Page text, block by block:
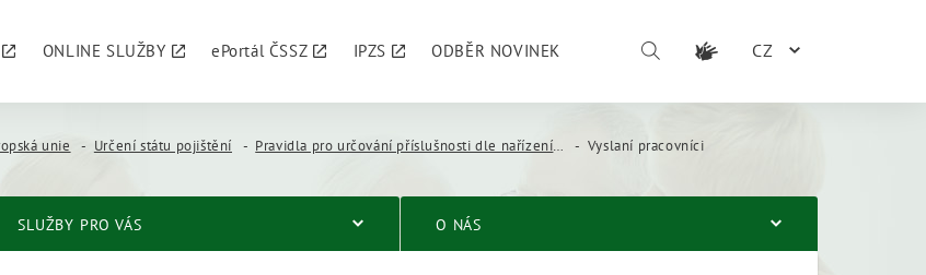
ONLINE SLUŽBY ePortál ČSSZ IPZS ODBĚR NOVINEK CZ
unie Určení státu pojištění Pravidla pro určování příslušnosti dle nařízení 883/2004 a 987/2009 Vyslaní pracovníci
SLUŽBY PRO VÁS O NÁS